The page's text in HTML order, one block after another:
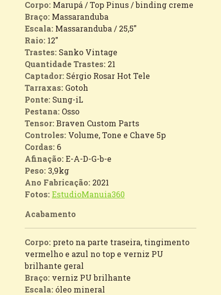
Corpo: Marupá / Top Pinus / binding creme
Braço: Massaranduba
Escala: Massaranduba / 25,5"
Raio: 12"
Trastes: Sanko Vintage
Quantidade Trastes: 21
Captador: Sérgio Rosar Hot Tele
Tarraxas: Gotoh
Ponte: Sung-iL
Pestana: Osso
Tensor:Braven Custom Parts
Controles: Volume, Tone e Chave 5p
Cordas: 6
Afinação:E-A-D-G-b-e
Peso: 3,9kg
Ano Fabricação: 2021
Fotos:EstudioManuia360
Acabamento
Corpo: preto na parte traseira, tingimento
vermelho e azul no top e verniz PU
brilhante geral
Braço: verniz PU brilhante
Escala: óleo mineral